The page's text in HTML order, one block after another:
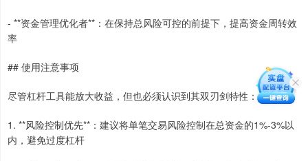
- **资金管理优化者**：在保持总风险可控的前提下，提高资金周转效
率
## 使用注意事项
尽管杠杆工具能放大收益，但也必须认识到其双刃剑特性：
1. **风险控制优先**：建议将单笔交易风险控制在总资金的1%-3%以
内，避免过度杠杆